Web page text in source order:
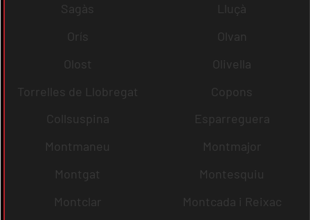
Sagàs
Lluçà
Orís
Olvan
Olost
Olivella
Torrelles de Llobregat
Copons
Collsuspina
Esparreguera
Montmaneu
Montmajor
Montgat
Montesquiu
Montclar
Montcada i Reixac